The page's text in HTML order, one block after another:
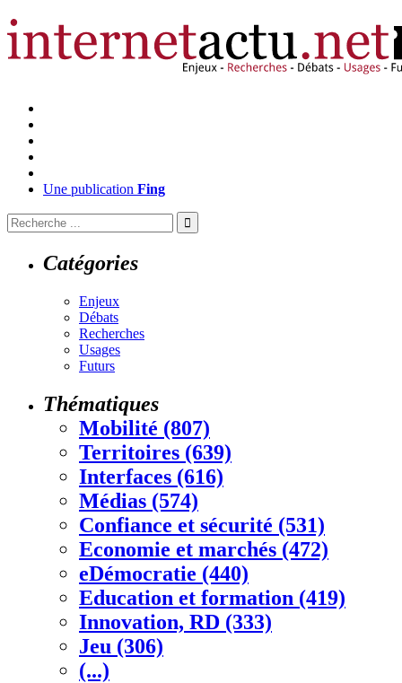
Une publication Fing
Catégories
Enjeux
Débats
Recherches
Usages
Futurs
Thématiques
Mobilité (807)
Territoires (639)
Interfaces (616)
Médias (574)
Confiance et sécurité (531)
Economie et marchés (472)
eDémocratie (440)
Education et formation (419)
Innovation, RD (333)
Jeu (306)
(...)